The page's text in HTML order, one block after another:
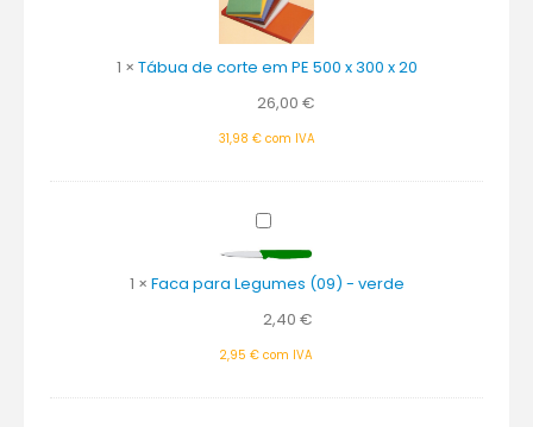
corte
em
500
x
x
1 × Tábua de corte em PE 500 x 300 x 20
26,00 €
31,98 €com IVA
Faca
para
Legumes
(09)
1 × Faca para Legumes (09) - verde
2,40 €
2,95 € com IVA